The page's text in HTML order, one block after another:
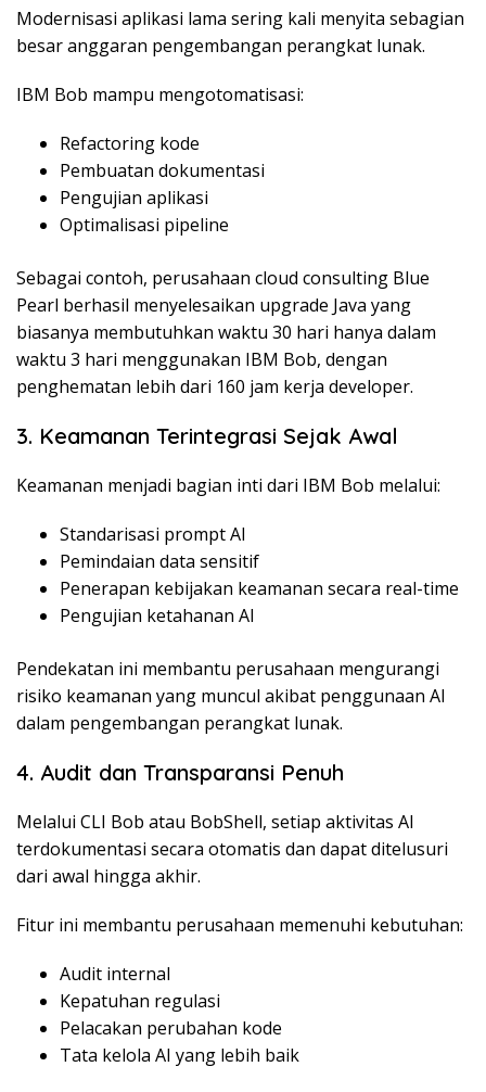
Modernisasi aplikasi lama sering kali menyita sebagian
besar anggaran pengembangan perangkat lunak.
IBM Bob mampu mengotomatisasi:
Refactoring kode
Pembuatan dokumentasi
Pengujian aplikasi
Optimalisasi pipeline
Sebagai contoh, perusahaan cloud consulting Blue
Pearl berhasil menyelesaikan upgrade Java yang
biasanya membutuhkan waktu 30 hari hanya dalam
waktu 3 hari menggunakan IBM Bob, dengan
penghematan lebih dari 160 jam kerja developer.
3. Keamanan Terintegrasi Sejak Awal
Keamanan menjadi bagian inti dari IBM Bob melalui:
Standarisasi prompt AI
Pemindaian data sensitif
Penerapan kebijakan keamanan secara real-time
Pengujian ketahanan AI
Pendekatan ini membantu perusahaan mengurangi
risiko keamanan yang muncul akibat penggunaan AI
dalam pengembangan perangkat lunak.
4. Audit dan Transparansi Penuh
Melalui CLI Bob atau BobShell, setiap aktivitas AI
terdokumentasi secara otomatis dan dapat ditelusuri
dari awal hingga akhir.
Fitur ini membantu perusahaan memenuhi kebutuhan:
Audit internal
Kepatuhan regulasi
Pelacakan perubahan kode
Tata kelola AI yang lebih baik